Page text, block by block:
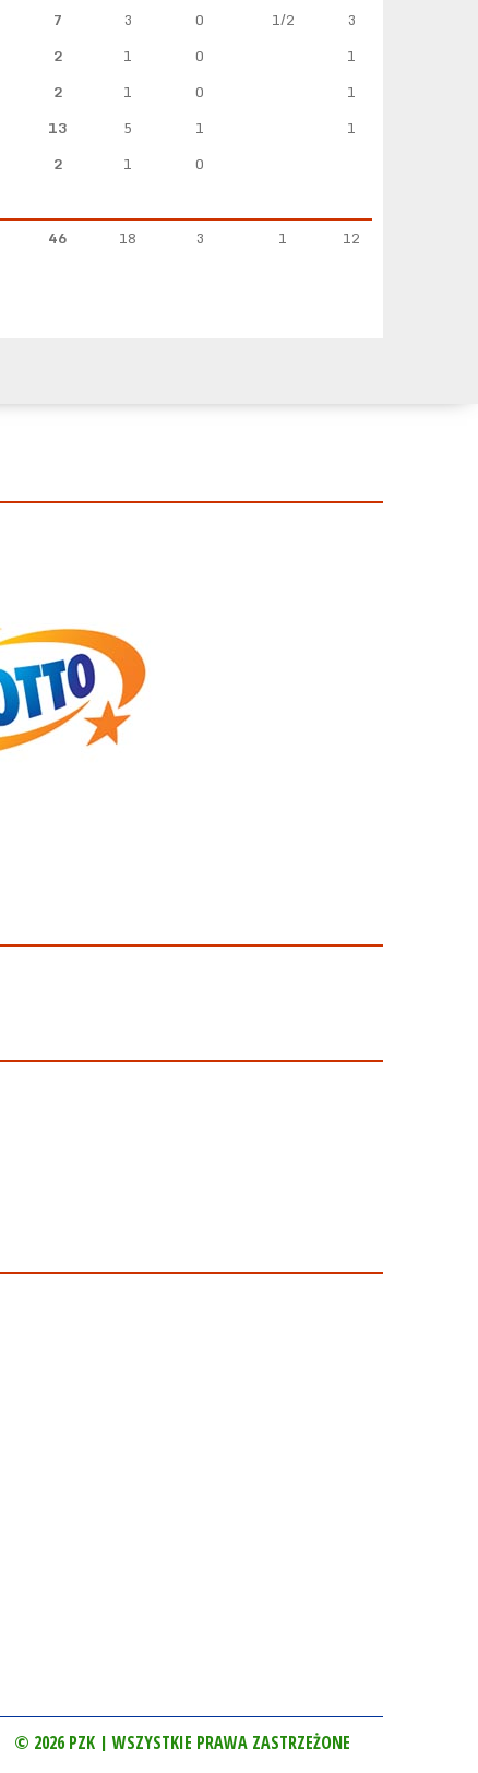
7 3 0 1/2
3
2 1 0
1
2 1 0
1
13 5 1
1
2 1 0
46 18 3 1 12
© 2026 PZK | WSZYSTKIE PRAWA ZASTRZEŻONE